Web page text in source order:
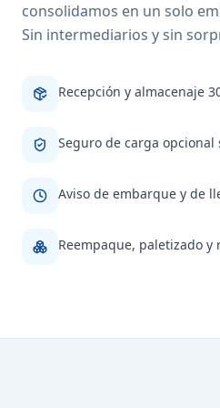
consolidamos en un solo
Sin intermediarios y sin
Recepción y almacenaje
Seguro de carga opcional
Aviso de embarque y de
Reempaque, paletizado y